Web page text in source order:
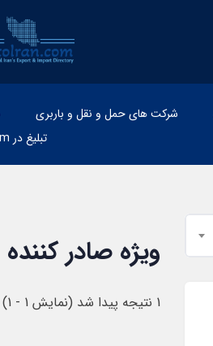
شرکت های حمل و نقل و باربری
تبلیغ در selltoIran.com
ویژه صادر کننده
1 نتیجه پیدا شد (نمایش 1 - 1)